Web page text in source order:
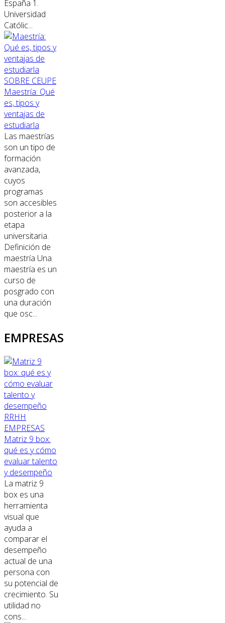
España 1.
Universidad
Católic...
SOBRE CEUPE
Maestría: Qué
es, tipos y
ventajas de
estudiarla
Las maestrías
son un tipo de
formación
avanzada,
cuyos
programas
son accesibles
posterior a la
etapa
universitaria.
Definición de
maestría Una
maestría es un
curso de
posgrado con
una duración
que osc...
EMPRESAS
RRHH
EMPRESAS
Matriz 9 box:
qué es y cómo
evaluar talento
y desempeño
La matriz 9
box es una
herramienta
visual que
ayuda a
comparar el
desempeño
actual de una
persona con
su potencial de
crecimiento. Su
utilidad no
cons...